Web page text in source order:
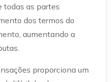
todas as partes
dos termos do
aumentando a
proporciona um